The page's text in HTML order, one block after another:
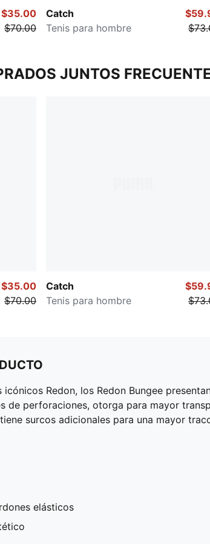
$35.00
$70.00
Catch
Tenis para hombre
JUNTOS
$35.00
$70.00
Catch
Tenis para hombre
icónicos Redon, los Redon Bungee
de perforaciones, otorga para mayor
surcos adicionales para una mayor
elásticos